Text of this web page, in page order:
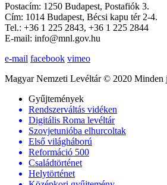
Postacím: 1250 Budapest, Postafiók 3.
Cím: 1014 Budapest, Bécsi kapu tér 2-4.
Tel.: +36 1 225 2843, +36 1 225 2844
E-mail: info@mnl.gov.hu
e-mail facebook vimeo
Magyar Nemzeti Levéltár © 2020 Minden
Gyűjtemények
Rendszerváltás vidéken
Digitális Roma levéltár
Szovjetunióba elhurcoltak
Első világháború
Reformáció 500
Családtörténet
Helytörténet